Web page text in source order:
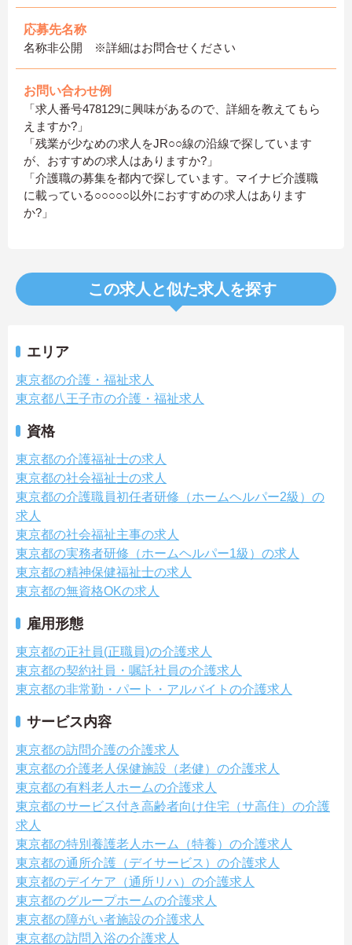
応募先名称
名称非公開 ※詳細はお問合せください
お問い合わせ例
「求人番号478129に興味があるので、詳細を教えてもら
えますか?」
「残業が少なめの求人をJR○○線の沿線で探しています
が、おすすめの求人はありますか?」
「介護職の募集を都内で探しています。マイナビ介護職
に載っている○○○○○以外におすすめの求人はあります
か?」
この求人と似た求人を探す
エリア
東京都の介護・福祉求人
東京都八王子市の介護・福祉求人
資格
東京都の介護福祉士の求人
東京都の社会福祉士の求人
東京都の介護職員初任者研修（ホームヘルパー2級）の
求人
東京都の社会福祉主事の求人
東京都の実務者研修（ホームヘルパー1級）の求人
東京都の精神保健福祉士の求人
東京都の無資格OKの求人
雇用形態
東京都の正社員(正職員)の介護求人
東京都の契約社員・嘱託社員の介護求人
東京都の非常勤・パート・アルバイトの介護求人
サービス内容
東京都の訪問介護の介護求人
東京都の介護老人保健施設（老健）の介護求人
東京都の有料老人ホームの介護求人
東京都のサービス付き高齢者向け住宅（サ高住）の介護
求人
東京都の特別養護老人ホーム（特養）の介護求人
東京都の通所介護（デイサービス）の介護求人
東京都のデイケア（通所リハ）の介護求人
東京都のグループホームの介護求人
東京都の障がい者施設の介護求人
東京都の訪問入浴の介護求人